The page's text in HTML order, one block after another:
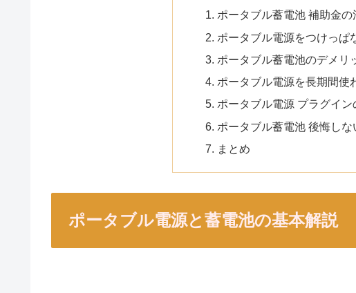
ポータブル蓄電池 補助金の
ポータブル電源をつけっぱ
ポータブル蓄電池のデメリ
ポータブル電源を長期間使
ポータブル電源 プラグイン
ポータブル蓄電池 後悔し
まとめ
ポータブル電源と蓄電池の基本解説